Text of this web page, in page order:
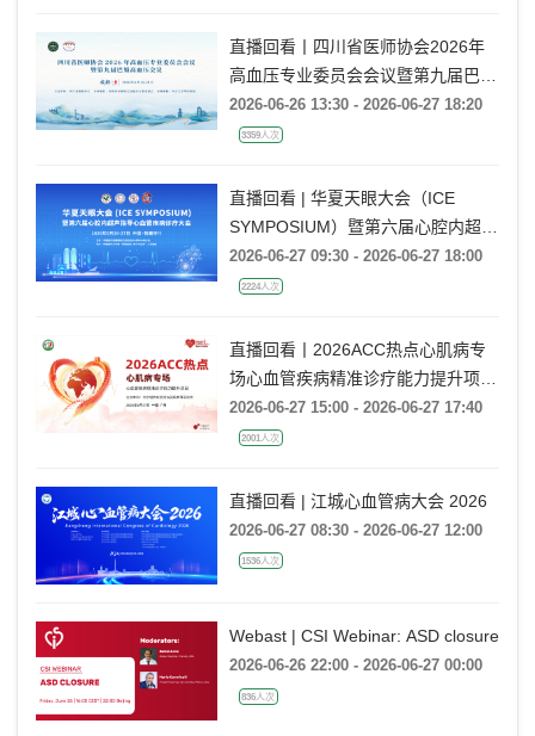
直播回看丨四川省医师协会2026年
高血压专业委员会会议暨第九届巴蜀
高血压会议
2026-06-26 13:30 - 2026-06-27 18:20
3359人次
直播回看 | 华夏天眼大会（ICE
SYMPOSIUM）暨第六届心腔内超声
指导心血管疾病诊疗大会
2026-06-27 09:30 - 2026-06-27 18:00
2224人次
直播回看丨2026ACC热点心肌病专
场心血管疾病精准诊疗能力提升项目
广州场
2026-06-27 15:00 - 2026-06-27 17:40
2001人次
直播回看 | 江城心血管病大会 2026
2026-06-27 08:30 - 2026-06-27 12:00
1536人次
Webast | CSI Webinar: ASD closure
2026-06-26 22:00 - 2026-06-27 00:00
836人次